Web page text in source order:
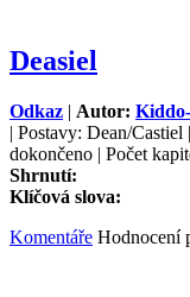
Deasiel
Odkaz | Autor:
| Postavy: Dean/
dokončeno | Počet
Shrnutí:
Klíčová slova:
Komentáře